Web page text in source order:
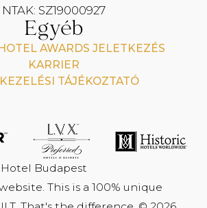
NTAK: SZ19000927
Egyéb
AWARDS JELETKEZÉS
KARRIER
TÁJÉKOZTATÓ
Budapest
This is a 100% unique